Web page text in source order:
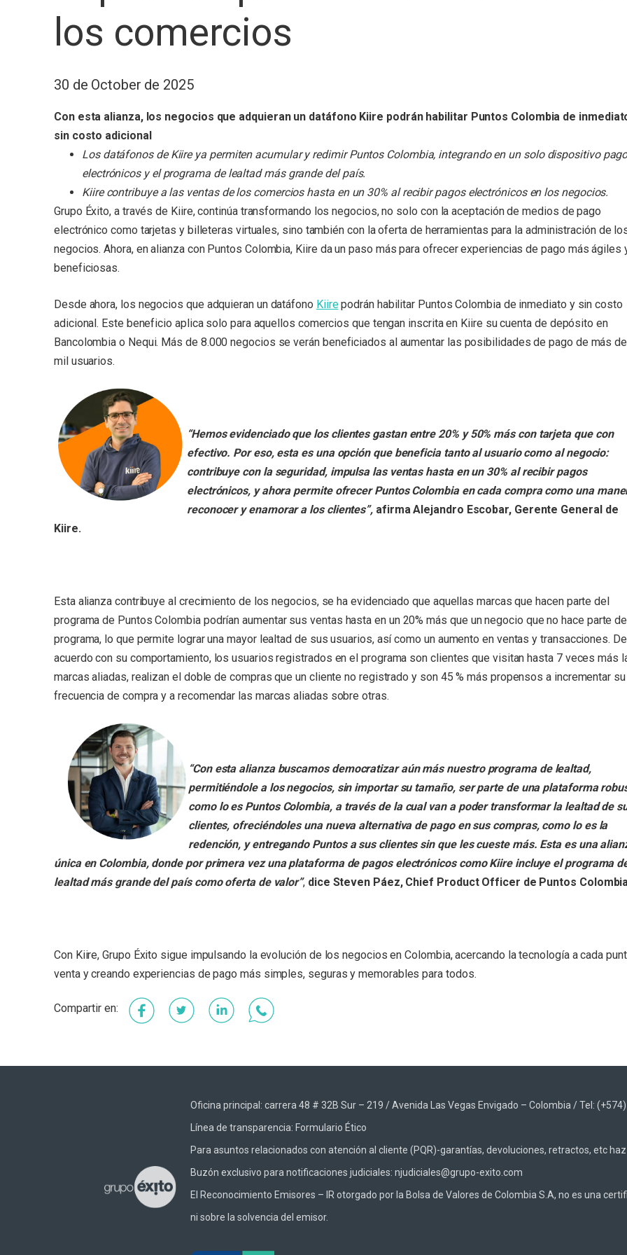
los comercios
30 de October de 2025
Con esta alianza, los negocios que adquieran un datáfono Kiire podrán habilitar Puntos Colombia de
sin costo adicional
Los datáfonos de Kiire ya permiten acumular y redimir Puntos Colombia, integrando en un solo dispositivo
electrónicos y el programa de lealtad más grande del país.
Kiire contribuye a las ventas de los comercios hasta en un 30% al recibir pagos electrónicos en los negocios.
Grupo Éxito, a través de Kiire, continúa transformando los negocios, no solo con la aceptación de medios de pago
electrónico como tarjetas y billeteras virtuales, sino también con la oferta de herramientas para la administración de
negocios. Ahora, en alianza con Puntos Colombia, Kiire da un paso más para ofrecer experiencias de pago más ágiles
beneficiosas.
Desde ahora, los negocios que adquieran un datáfono Kiirepodrán habilitar Puntos Colombia de inmediato y sin costo
adicional. Este beneficio aplica solo para aquellos comercios que tengan inscrita en Kiire su cuenta de depósito en
Bancolombia o Nequi. Más de 8.000 negocios se verán beneficiados al aumentar las posibilidades de pago de más
mil usuarios.
“Hemos evidenciado que los clientes gastan entre 20% y 50% más con tarjeta que con
efectivo. Por eso, esta es una opción que beneficia tanto al usuario como al negocio:
contribuye con la seguridad, impulsa las ventas hasta en un 30% al recibir pagos
electrónicos, y ahora permite ofrecer Puntos Colombia en cada compra como una
reconocer y enamorar a los clientes”, afirma Alejandro Escobar, Gerente General de
Kiire.
Esta alianza contribuye al crecimiento de los negocios, se ha evidenciado que aquellas marcas que hacen parte del
programa de Puntos Colombia podrían aumentar sus ventas hasta en un 20% más que un negocio que no hace parte
programa, lo que permite lograr una mayor lealtad de sus usuarios, así como un aumento en ventas y transacciones. De
acuerdo con su comportamiento, los usuarios registrados en el programa son clientes que visitan hasta 7 veces más
marcas aliadas, realizan el doble de compras que un cliente no registrado y son 45 % más propensos a incrementar su
frecuencia de compra y a recomendar las marcas aliadas sobre otras.
“Con esta alianza buscamos democratizar aún más nuestro programa de lealtad,
permitiéndole a los negocios, sin importar su tamaño, ser parte de una plataforma
como lo es Puntos Colombia, a través de la cual van a poder transformar la lealtad de
clientes, ofreciéndoles una nueva alternativa de pago en sus compras, como lo es la
redención, y entregando Puntos a sus clientes sin que les cueste más. Esta es una
única en Colombia, donde por primera vez una plataforma de pagos electrónicos como Kiire incluye el programa
lealtad más grande del país como oferta de valor”, dice Steven Páez, Chief Product Officer de Puntos
Con Kiire, Grupo Éxito sigue impulsando la evolución de los negocios en Colombia, acercando la tecnología a cada
venta y creando experiencias de pago más simples, seguras y memorables para todos.
Facebook
TwitterLinkedInWhatsApp
Oficina principal: carrera 48 # 32B Sur – 219 / Avenida Las Vegas Envigado – Colombia / Tel:
Línea de transparencia: Formulario Ético
Para asuntos relacionados con atención al cliente (PQR)-garantías, devoluciones, retractos, etc haz
Buzón exclusivo para notificaciones judiciales: njudiciales@grupo-exito.com
El Reconocimiento Emisores – IR otorgado por la Bolsa de Valores de Colombia S.A, no es una
ni sobre la solvencia del emisor.